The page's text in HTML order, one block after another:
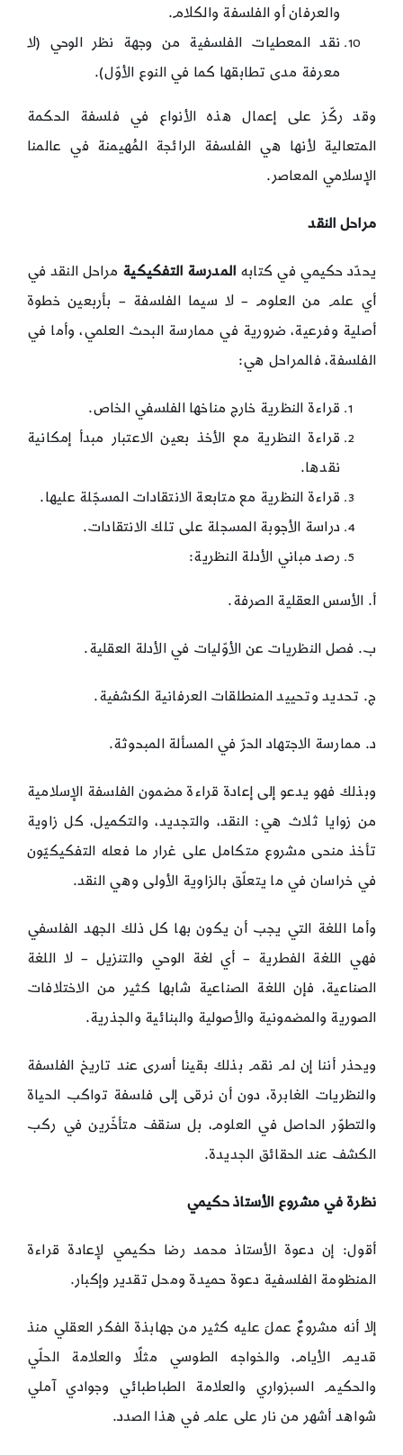
والعرفان أو الفلسفة والكلام.
نقد المعطيات الفلسفية من وجهة نظر الوحي (لا
معرفة مدى تطابقها كما في النوع الأوّل).
وقد ركّز على إعمال هذه الأنواع في فلسفة الحكمة
المتعالية لأنها هي الفلسفة الرائجة المُهيمنة في عالمنا
الإسلامي المعاصر.
مراحل النقد
يحدّد حكيمي في كتابه المدرسة التفكيكية مراحل النقد في
أي علم من العلوم – لا سيما الفلسفة – بأربعين خطوة
أصلية وفرعية، ضرورية في ممارسة البحث العلمي، وأما في
الفلسفة، فالمراحل هي:
قراءة النظرية خارج مناخها الفلسفي الخاص.
قراءة النظرية مع الأخذ بعين الاعتبار مبدأ إمكانية
نقدها.
قراءة النظرية مع متابعة الانتقادات المسجّلة عليها.
دراسة الأجوبة المسجلة على تلك الانتقادات.
رصد مباني الأدلة النظرية:
أ. الأسس العقلية الصرفة.
ب. فصل النظريات عن الأوّليات في الأدلة العقلية.
ج. تحديد وتحييد المنطلقات العرفانية الكشفية.
د. ممارسة الاجتهاد الحرّ في المسألة المبحوثة.
وبذلك فهو يدعو إلى إعادة قراءة مضمون الفلسفة الإسلامية
من زوايا ثلاث هي: النقد، والتجديد، والتكميل، كل زاوية
تأخذ منحى مشروع متكامل على غرار ما فعله التفكيكيّون
في خراسان في ما يتعلّق بالزاوية الأولى وهي النقد.
وأما اللغة التي يجب أن يكون بها كل ذلك الجهد الفلسفي
فهي اللغة الفطرية – أي لغة الوحي والتنزيل – لا اللغة
الصناعية، فإن اللغة الصناعية شابها كثير من الاختلافات
الصورية والمضمونية والأصولية والبنائية والجذرية.
ويحذر أننا إن لم نقم بذلك بقينا أسرى عند تاريخ الفلسفة
والنظريات الغابرة، دون أن نرقى إلى فلسفة تواكب الحياة
والتطوّر الحاصل في العلوم، بل سنقف متأخّرين في ركب
الكشف عند الحقائق الجديدة.
نظرة في مشروع الأستاذ حكيمي
أقول: إن دعوة الأستاذ محمد رضا حكيمي لإعادة قراءة
المنظومة الفلسفية دعوة حميدة ومحل تقدير وإكبار.
إلا أنه مشروعٌ عملَ عليه كثير من جهابذة الفكر العقلي منذ
قديم الأيام، والخواجه الطوسي مثلًا والعلامة الحلّي
والحكيم السبزواري والعلامة الطباطبائي وجوادي آملي
شواهد أشهر من نار على علم في هذا الصدد.